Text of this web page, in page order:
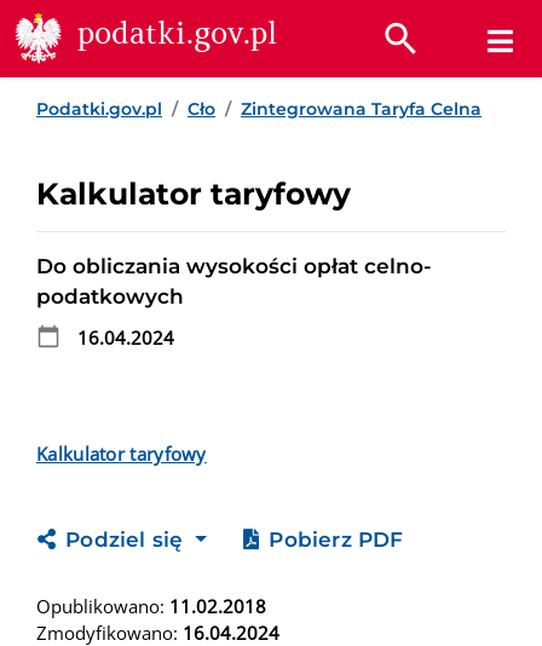
Przejdź do treści
Przejdź do wyszukiwarki
Przejdź do stopki
podatki.gov.pl
Podatki.gov.pl Cło Zintegrowana Taryfa Celna
Kalkulator taryfowy
Do obliczania wysokości opłat celno-
podatkowych
16.04.2024
Kalkulator taryfowy
Podziel się Pobierz PDF
Opublikowano: 11.02.2018
Zmodyfikowano: 16.04.2024